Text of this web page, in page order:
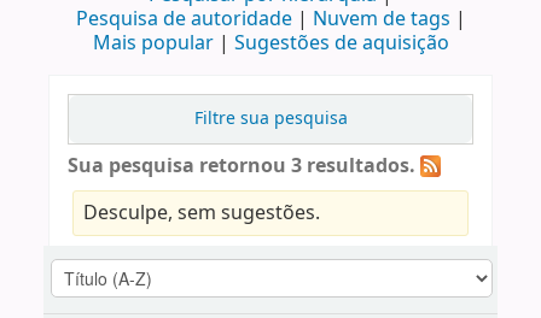
Pesquisa de autoridade
Nuvem de tags
Mais popular
Sugestões de aquisição
Filtre sua pesquisa
Sua pesquisa retornou 3 resultados.
Desculpe, sem sugestões.